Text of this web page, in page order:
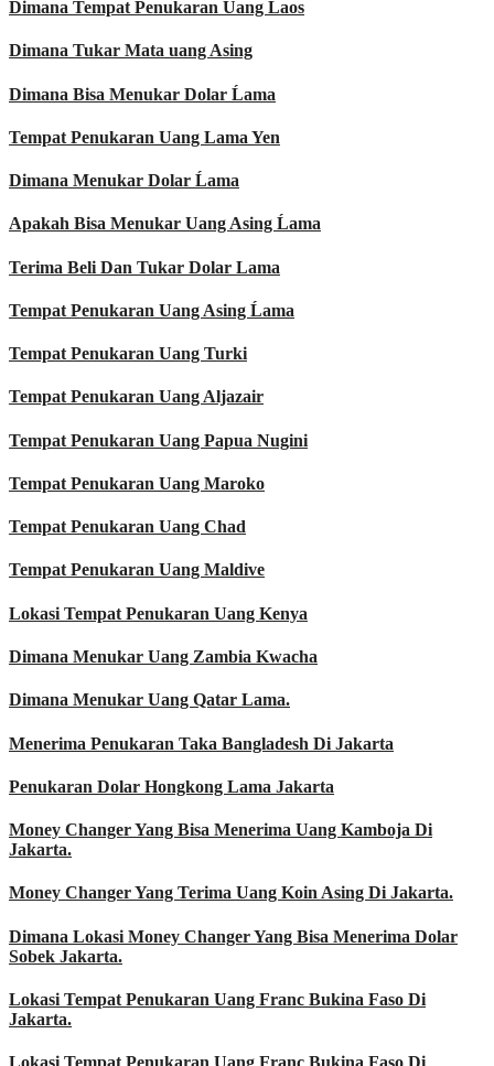
Dimana Tempat Penukaran Uang Laos
Dimana Tukar Mata uang Asing
Dimana Bisa Menukar Dolar Ĺama
Tempat Penukaran Uang Lama Yen
Dimana Menukar Dolar Ĺama
Apakah Bisa Menukar Uang Asing Ĺama
Terima Beli Dan Tukar Dolar Lama
Tempat Penukaran Uang Asing Ĺama
Tempat Penukaran Uang Turki
Tempat Penukaran Uang Aljazair
Tempat Penukaran Uang Papua Nugini
Tempat Penukaran Uang Maroko
Tempat Penukaran Uang Chad
Tempat Penukaran Uang Maldive
Lokasi Tempat Penukaran Uang Kenya
Dimana Menukar Uang Zambia Kwacha
Dimana Menukar Uang Qatar Lama.
Menerima Penukaran Taka Bangladesh Di Jakarta
Penukaran Dolar Hongkong Lama Jakarta
Money Changer Yang Bisa Menerima Uang Kamboja Di
Jakarta.
Money Changer Yang Terima Uang Koin Asing Di Jakarta.
Dimana Lokasi Money Changer Yang Bisa Menerima Dolar
Sobek Jakarta.
Lokasi Tempat Penukaran Uang Franc Bukina Faso Di
Jakarta.